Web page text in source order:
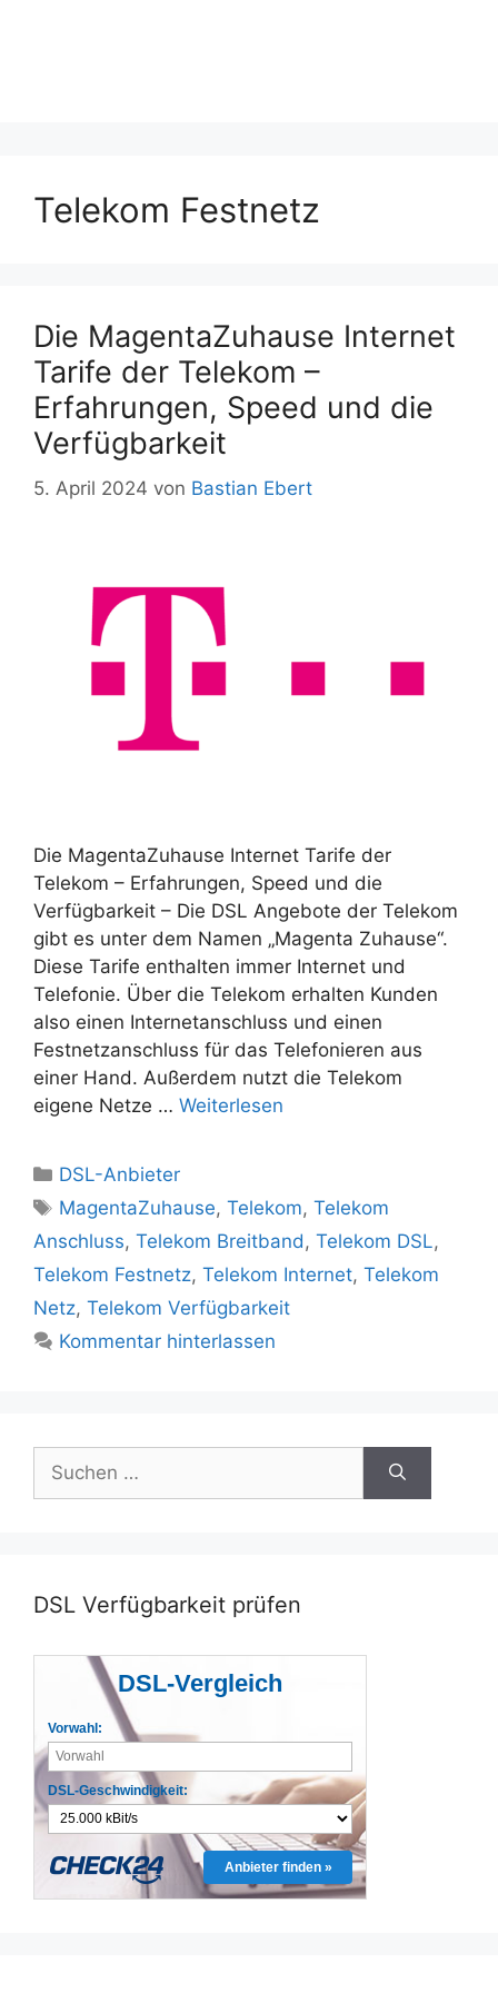
Telekom Festnetz
Die MagentaZuhause Internet
Tarife der Telekom –
Erfahrungen, Speed und die
Verfügbarkeit
5. April 2024 von Bastian Ebert
Die MagentaZuhause Internet Tarife der
Telekom – Erfahrungen, Speed und die
Verfügbarkeit – Die DSL Angebote der Telekom
gibt es unter dem Namen „Magenta Zuhause“.
Diese Tarife enthalten immer Internet und
Telefonie. Über die Telekom erhalten Kunden
also einen Internetanschluss und einen
Festnetzanschluss für das Telefonieren aus
einer Hand. Außerdem nutzt die Telekom
eigene Netze … Weiterlesen
Kategorien
DSL-Anbieter
Schlagwörter
MagentaZuhause,Telekom,Telekom
Anschluss, Telekom Breitband , Telekom DSL,
Telekom Festnetz, Telekom Internet, Telekom
Netz, Telekom Verfügbarkeit
Kommentar hinterlassen
nach:
DSL Verfügbarkeit prüfen
DSL-Vergleich
Vorwahl:
DSL-Geschwindigkeit:
Anbieter finden »